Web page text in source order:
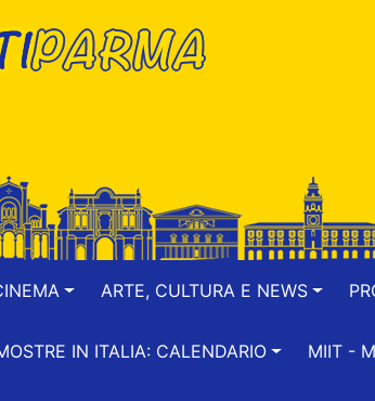
ARTE, CULTURA E NEWS
IN ITALIA: CALENDARIO MIIT -